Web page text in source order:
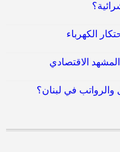
الكهرباء
الاقتصادي
في لبنان؟